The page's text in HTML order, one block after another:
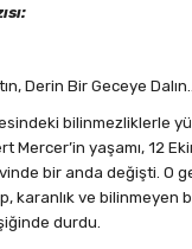
Derin Bir Geceye
bilinmezliklerle
Mercer’in yaşamı, 12
bir anda değişti. O
karanlık ve bilinmeyen
durdu.